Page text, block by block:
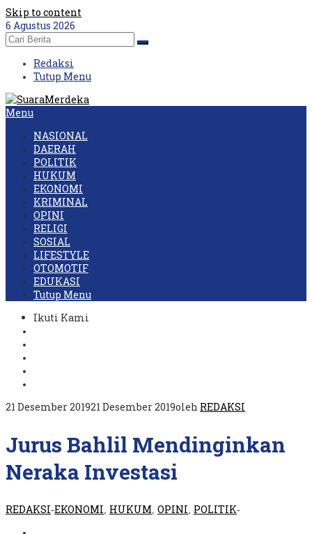
Skip to content
6 Agustus 2026
Redaksi
Tutup Menu
Menu
NASIONAL
DAERAH
POLITIK
HUKUM
EKONOMI
KRIMINAL
OPINI
RELIGI
SOSIAL
LIFESTYLE
OTOMOTIF
EDUKASI
Tutup Menu
Ikuti Kami
21 Desember 201921 Desember 2019oleh REDAKSI
Jurus Bahlil Mendinginkan
Neraka Investasi
REDAKSI-EKONOMI HUKUM OPINI POLITIK-